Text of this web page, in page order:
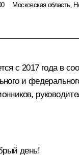
Московская область,
с 2017 года в
и
день!